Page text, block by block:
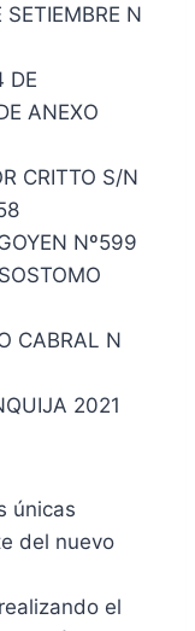
N
DE
ANEXO
CRITTO S/N
Nº599
CABRAL N
2021
únicas
del nuevo
el